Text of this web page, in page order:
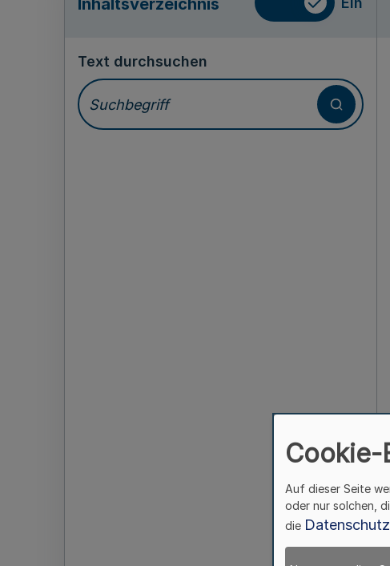
Inhaltsverzeichnis
Text durchsuchen
Cookie-
Auf dieser Seite
oder nur solchen,
die